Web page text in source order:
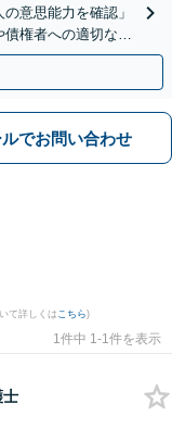
意思能力を確認」
債権者への適切な対
談可】
ルでお問い合わせ
て詳しくはこちら)
1件中 1-1件を表示
士